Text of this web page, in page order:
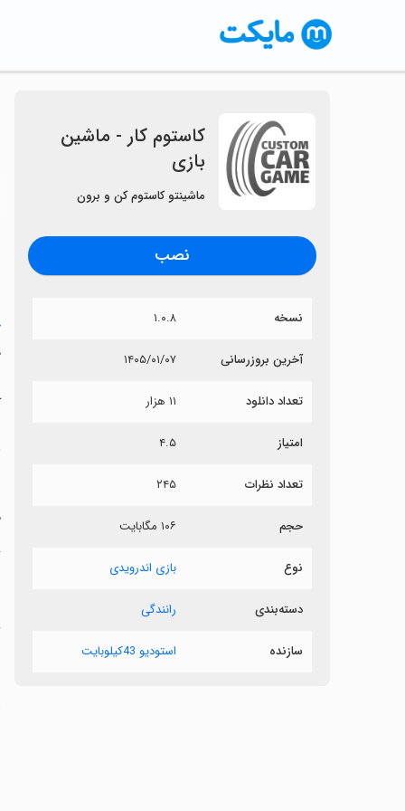
‏‏‏‏کاستوم کار - ماشین
بازی
ماشینتو کاستوم کن و برون
نصب
نسخه ۱.۰.۸
آخرین بروزرسانی ۱۴۰۵/۰۱/۰۷
تعداد دانلود ۱۱ هزار
امتیاز ۴.۵
تعداد نظرات ۲۴۵
حجم ۱۰۶ مگابایت
نوع بازی اندرویدی
دسته‌بندی رانندگی
سازنده استودیو 43کیلوبایت